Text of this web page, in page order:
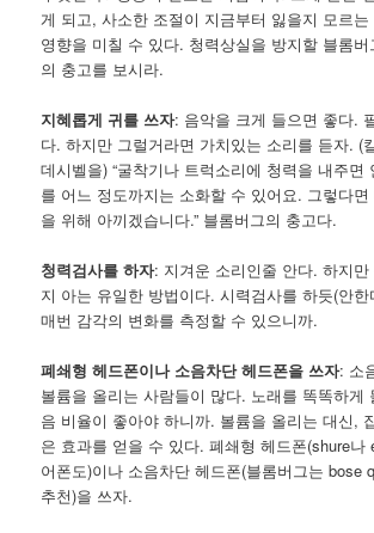
게 되고, 사소한 조절이 지금부터 잃을지 모르
영향을 미칠 수 있다. 청력상실을 방지할 블롬버
의 충고를 보시라.
지혜롭게 귀를 쓰자: 음악을 크게 들으면 좋다.
다. 하지만 그럴거라면 가치있는 소리를 듣자. (
데시벨을) “굴착기나 트럭소리에 청력을 내주면
를 어느 정도까지는 소화할 수 있어요. 그렇다
을 위해 아끼겠습니다.” 블롬버그의 충고다.
청력검사를 하자: 지겨운 소리인줄 안다. 하지
지 아는 유일한 방법이다. 시력검사를 하듯(안
매번 감각의 변화를 측정할 수 있으니까.
폐쇄형 헤드폰이나 소음차단 헤드폰을 쓰자: 소
볼륨을 올리는 사람들이 많다. 노래를 똑똑하게
음 비율이 좋아야 하니까. 볼륨을 올리는 대신,
은 효과를 얻을 수 있다. 폐쇄형 헤드폰(shure나
어폰도)이나 소음차단 헤드폰(블롬버그는 bose
추천)을 쓰자.